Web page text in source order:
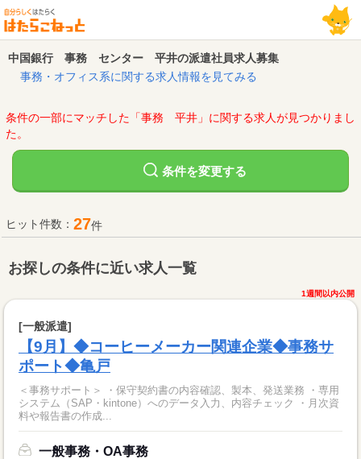
中国銀行 事務 センター 平井の派遣社員求人募集
事務・オフィス系に関する求人情報を見てみる
条件の一部にマッチした「事務 平井」に関する求人が見つかりまし
た。
条件を変更する
ヒット件数： 27件
お探しの条件に近い求人一覧
1週間以内公開
[一般派遣]
【9月】◆コーヒーメーカー関連企業◆事務サ
ポート◆亀戸
＜事務サポート＞ ・保守契約書の内容確認、製本、発送業務 ・専用
システム（SAP・kintone）へのデータ入力、内容チェック ・月次資
料や報告書の作成...
一般事務・OA事務